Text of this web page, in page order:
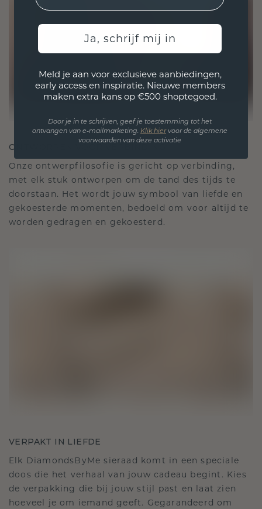
ONTWORPEN VOOR VERBINDING
Onze ontwerpfilosofie is gericht op verbinding,
met elk stuk ontworpen om de tand des tijds te
doorstaan. Het wordt jouw symbool van liefde en
gekoesterde momenten, bedoeld om voor altijd te
worden gedragen en gekoesterd.
VERPAKT IN LIEFDE
Elk DiamondsByMe sieraad komt in een speciale
doos die het verhaal van jouw cadeau begint. Kies
de verpakking die bij jouw stijl past en laat zien
hoeveel je om iemand geeft. Gegarandeerd om
Ja, schrijf mij in
Meld je aan voor exclusieve aanbiedingen,
early access en inspiratie. Nieuwe members
maken extra kans op €500 shoptegoed.
Door je in te schrijven, geef je toestemming tot het
ontvangen van e-mailmarketing. Klik hiervoor de algemene
voorwaarden van deze activatie